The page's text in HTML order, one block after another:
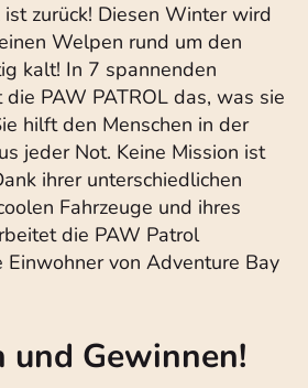
ist zurück! Diesen Winter wird
Welpen rund um den
kalt! In 7 spannenden
PAW PATROL das, was sie
hilft den Menschen in der
jeder Not. Keine Mission ist
ihrer unterschiedlichen
Fahrzeuge und ihres
die PAW Patrol
Einwohner von Adventure Bay
und Gewinnen!